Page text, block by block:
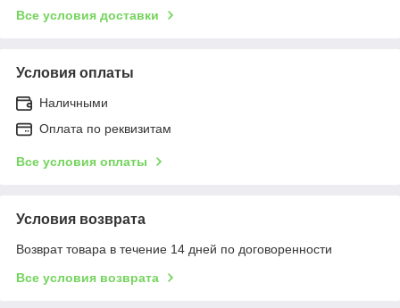
Все условия доставки
Условия оплаты
Наличными
Оплата по реквизитам
Все условия оплаты
Условия возврата
Возврат товара в течение 14 дней по договоренности
Все условия возврата